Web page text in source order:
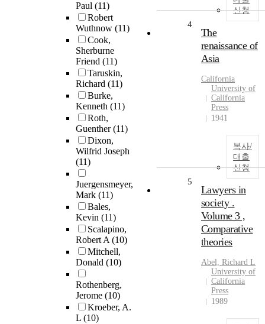
Paul (11)
Robert
Wuthnow (11)
Cook,
Sherburne
Friend (11)
Taruskin,
Richard (11)
Burke,
Kenneth (11)
Roth,
Guenther(11)
Dixon,
Wilfrid Joseph
(11)
Juergensmeyer,
Mark (11)
Bales,
Kevin (11)
Scalapino,
Robert A(10)
Mitchell,
Donald (10)
Rothenberg,
Jerome (10)
Kroeber, A.
L (10)
신청
4
The
renaissance of
Asia
California
University of
California
Press
1941
복사/
대출
신청
5
Lawyers in
society .
Volume 3 ,
Comparative
theories
Abel, Richard L
University of
California
Press
1989